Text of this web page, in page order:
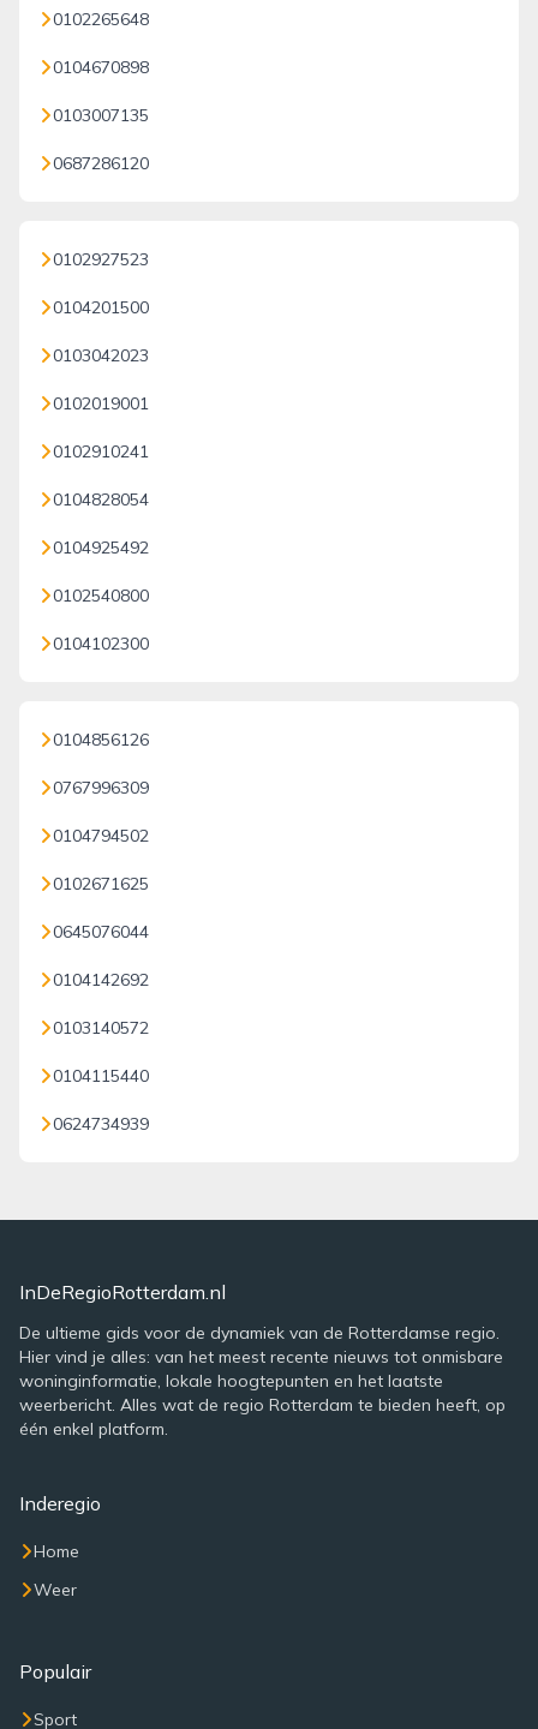
0102265648
0104670898
0103007135
0687286120
0102927523
0104201500
0103042023
0102019001
0102910241
0104828054
0104925492
0102540800
0104102300
0104856126
0767996309
0104794502
0102671625
0645076044
0104142692
0103140572
0104115440
0624734939
InDeRegioRotterdam.nl
De ultieme gids voor de dynamiek van de Rotterdamse regio.
Hier vind je alles: van het meest recente nieuws tot onmisbare
woninginformatie, lokale hoogtepunten en het laatste
weerbericht. Alles wat de regio Rotterdam te bieden heeft, op
één enkel platform.
Inderegio
Home
Weer
Populair
Sport